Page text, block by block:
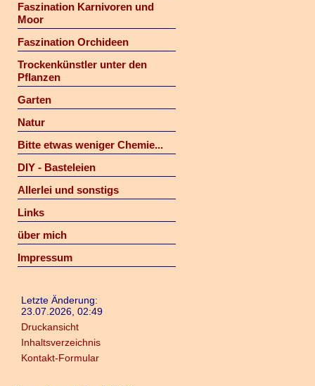
Faszination Karnivoren und
Moor
Faszination Orchideen
Trockenkünstler unter den
Pflanzen
Garten
Natur
Bitte etwas weniger Chemie...
DIY - Basteleien
Allerlei und sonstigs
Links
über mich
Impressum
Letzte Änderung:
23.07.2026, 02:49
Druckansicht
Inhaltsverzeichnis
Kontakt-Formular